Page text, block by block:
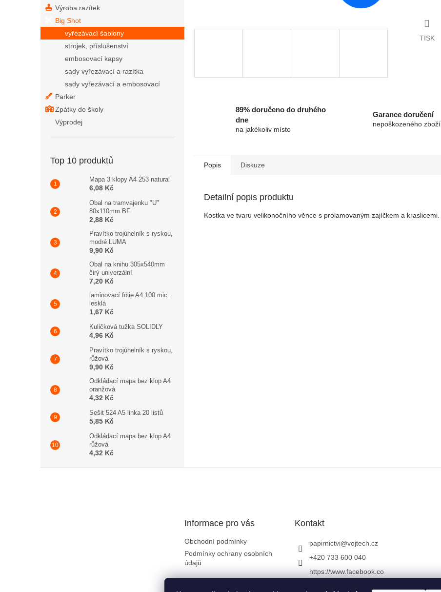
Výroba razítek
Big Shot
vyřezávací šablony
strojek, příslušenství
embosovací kapsy
sady vyřezávací a razítka
sady vyřezávací a embosovací
Parker
Zpátky do školy
Výprodej
Top 10 produktů
Mapa 3 klopy A4 253 natural
6,08 Kč
Obal na tramvajenku "U"
80x110mm BF
2,88 Kč
Pravítko trojúhelník s ryskou,
modré LUMA
9,90 Kč
Obal na knihu 305x540mm
čirý univerzální
7,20 Kč
laminovací fólie A4 100 mic.
lesklá
1,67 Kč
Kuličková tužka SOLIDLY
4,96 Kč
Pravítko trojúhelník s ryskou,
růžová
9,90 Kč
Odkládací mapa bez klop A4
oranžová
4,32 Kč
Sešit 524 A5 linka 20 listů
5,85 Kč
Odkládací mapa bez klop A4
růžová
4,32 Kč
TISK
89% doručeno do druhého
dne
na jakékoliv místo
Garance doručení
nepoškozeného zboží
Popis Diskuze
Detailní popis produktu
Kostka ve tvaru velikonočního věnce s prolamovaným zajíčkem a kraslicemi.
Informace pro vás
Obchodní podmínky
Podmínky ochrany osobních
údajů
Kontakt
papirnictvi@vojtech.cz
+420 733 600 040
https://www.facebook.co